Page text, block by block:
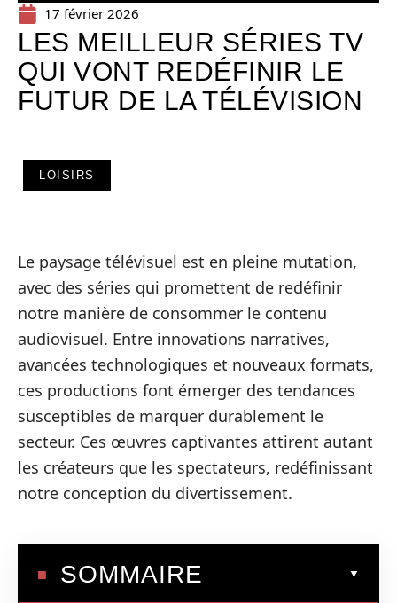
17 février 2026
LES MEILLEUR SÉRIES TV
QUI VONT REDÉFINIR LE
FUTUR DE LA TÉLÉVISION
LOISIRS
Le paysage télévisuel est en pleine mutation,
avec des séries qui promettent de redéfinir
notre manière de consommer le contenu
audiovisuel. Entre innovations narratives,
avancées technologiques et nouveaux formats,
ces productions font émerger des tendances
susceptibles de marquer durablement le
secteur. Ces œuvres captivantes attirent autant
les créateurs que les spectateurs, redéfinissant
notre conception du divertissement.
SOMMAIRE